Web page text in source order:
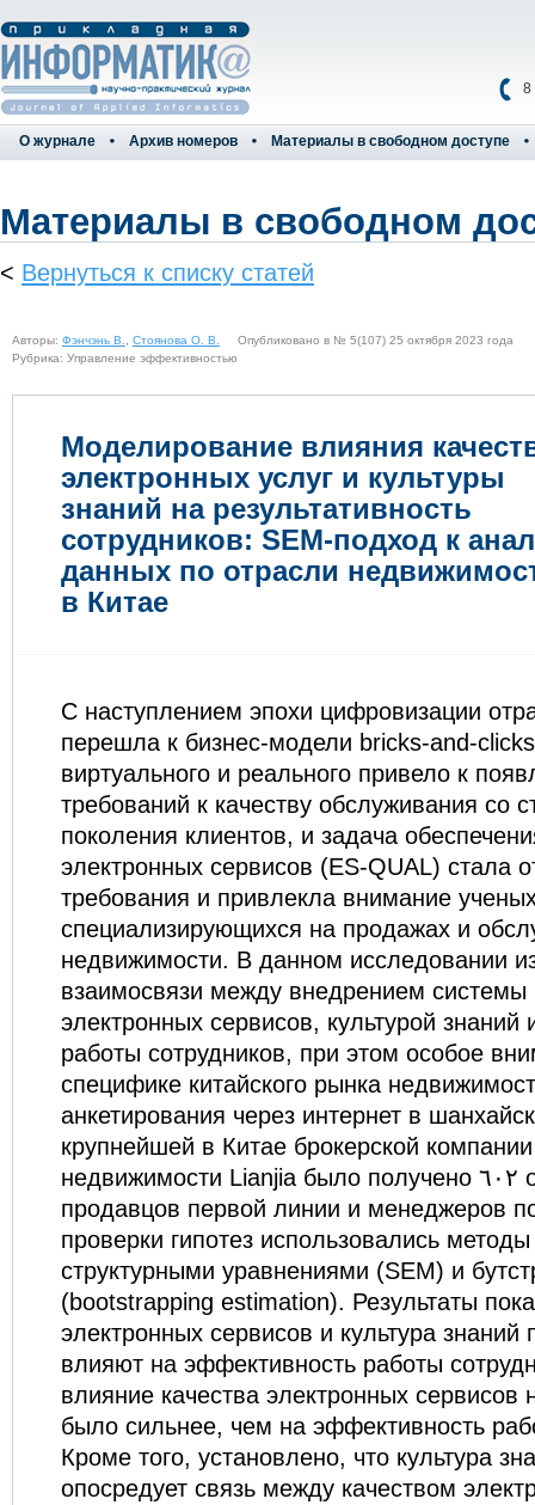
8
О журнале Архив номеров Материалы в свободном доступе
Материалы в свободном
< Вернуться к списку статей
Авторы: Фэнчэнь В. Стоянова О. В.
Опубликовано в № 5(107) 25 октября 2023 года
Рубрика: Управление эффективностью
Моделирование влияния
электронных услуг и культуры
знаний на результативность
сотрудников: SEM-подход к
данных по отрасли
в Китае
С наступлением эпохи цифровизации
перешла к бизнес-модели bricks-and-
виртуального и реального привело к
требований к качеству обслуживания со
поколения клиентов, и задача
электронных сервисов (ES-QUAL) стала
требования и привлекла внимание
специализирующихся на продажах и
недвижимости. В данном исследовании
взаимосвязи между внедрением системы
электронных сервисов, культурой
работы сотрудников, при этом особое
специфике китайского рынка
анкетирования через интернет в
крупнейшей в Китае брокерской
недвижимости Lianjia было получено ٦٠٢ ответа от брокеров,
продавцов первой линии и менеджеров
проверки гипотез использовались
структурными уравнениями (SEM) и
(bootstrapping estimation). Результаты
электронных сервисов и культура знаний
влияют на эффективность работы
влияние качества электронных сервисов
было сильнее, чем на эффективность
Кроме того, установлено, что культура
опосредует связь между качеством